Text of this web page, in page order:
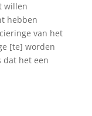
willen
hebben
van het
[te] worden
dat het een